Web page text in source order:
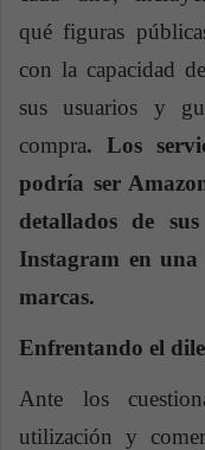
qué figuras
con la capacidad
sus usuarios y
compra. Los
podría ser
detallados de
Instagram en
marcas.
Enfrentando el
Ante los
utilización y